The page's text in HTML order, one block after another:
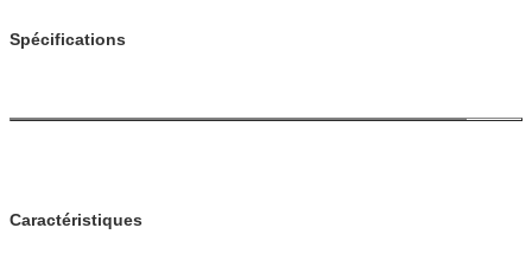
Spécifications
Résistance diélectrique
Caractéristiques